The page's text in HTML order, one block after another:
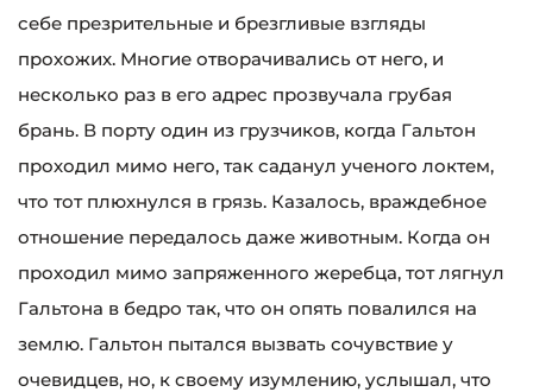
себе презрительные и брезгливые взгляды
прохожих. Многие отворачивались от него, и
несколько раз в его адрес прозвучала грубая
брань. В порту один из грузчиков, когда Гальтон
проходил мимо него, так саданул ученого локтем,
что тот плюхнулся в грязь. Казалось, враждебное
отношение передалось даже животным. Когда он
проходил мимо запряженного жеребца, тот лягнул
Гальтона в бедро так, что он опять повалился на
землю. Гальтон пытался вызвать сочувствие у
очевидцев, но, к своему изумлению, услышал, что